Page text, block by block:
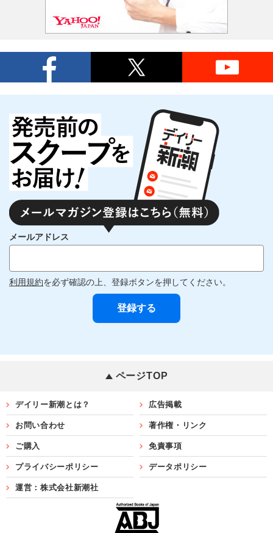
メールアドレス
利用規約を必ず確認の上、登録ボタンを押してください。
ページTOP
デイリー新潮とは？ 広告掲載
お問い合わせ 著作権・リンク
ご購入 免責事項
プライバシーポリシー データポリシー
運営：株式会社新潮社